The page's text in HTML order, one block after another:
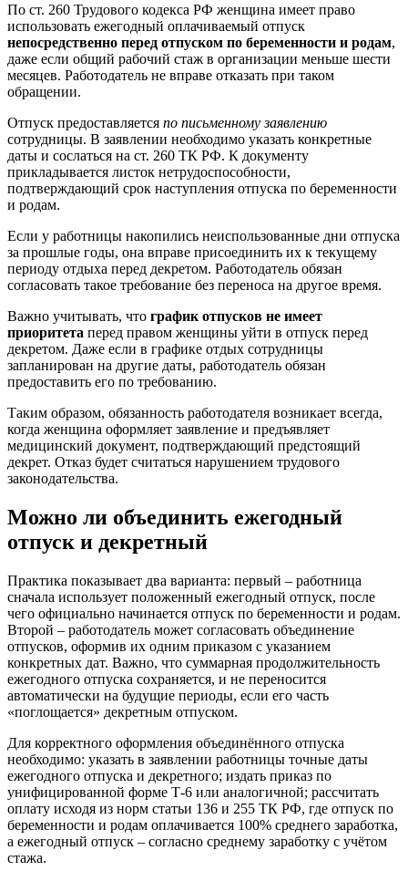
По ст. 260 Трудового кодекса РФ женщина имеет право
использовать ежегодный оплачиваемый отпуск
непосредственно перед отпуском по беременности и родам,
даже если общий рабочий стаж в организации меньше шести
месяцев. Работодатель не вправе отказать при таком
обращении.
Отпуск предоставляется по письменному заявлению
сотрудницы. В заявлении необходимо указать конкретные
даты и сослаться на ст. 260 ТК РФ. К документу
прикладывается листок нетрудоспособности,
подтверждающий срок наступления отпуска по беременности
и родам.
Если у работницы накопились неиспользованные дни отпуска
за прошлые годы, она вправе присоединить их к текущему
периоду отдыха перед декретом. Работодатель обязан
согласовать такое требование без переноса на другое время.
Важно учитывать, что график отпусков не имеет
приоритета перед правом женщины уйти в отпуск перед
декретом. Даже если в графике отдых сотрудницы
запланирован на другие даты, работодатель обязан
предоставить его по требованию.
Таким образом, обязанность работодателя возникает всегда,
когда женщина оформляет заявление и предъявляет
медицинский документ, подтверждающий предстоящий
декрет. Отказ будет считаться нарушением трудового
законодательства.
Можно ли объединить ежегодный
отпуск и декретный
Практика показывает два варианта: первый – работница
сначала использует положенный ежегодный отпуск, после
чего официально начинается отпуск по беременности и родам.
Второй – работодатель может согласовать объединение
отпусков, оформив их одним приказом с указанием
конкретных дат. Важно, что суммарная продолжительность
ежегодного отпуска сохраняется, и не переносится
автоматически на будущие периоды, если его часть
«поглощается» декретным отпуском.
Для корректного оформления объединённого отпуска
необходимо: указать в заявлении работницы точные даты
ежегодного отпуска и декретного; издать приказ по
унифицированной форме Т-6 или аналогичной; рассчитать
оплату исходя из норм статьи 136 и 255 ТК РФ, где отпуск по
беременности и родам оплачивается 100% среднего заработка,
а ежегодный отпуск – согласно среднему заработку с учётом
стажа.